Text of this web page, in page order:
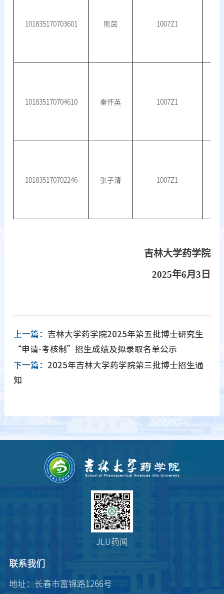
101835170703601 熊茵 1007Z1
101835170704610 秦怀英 1007Z1
101835170702246 张子湑 1007Z1
吉林大学药学院
2025年6月3 日
上一篇： 吉林大学药学院2025年第五批博士研究生
“申请-考核制”招生成绩及拟录取名单公示
下一篇： 2025年吉林大学药学院第三批博士招生通
知
JLU药闻
联系我们
地址：长春市富锦路1266号